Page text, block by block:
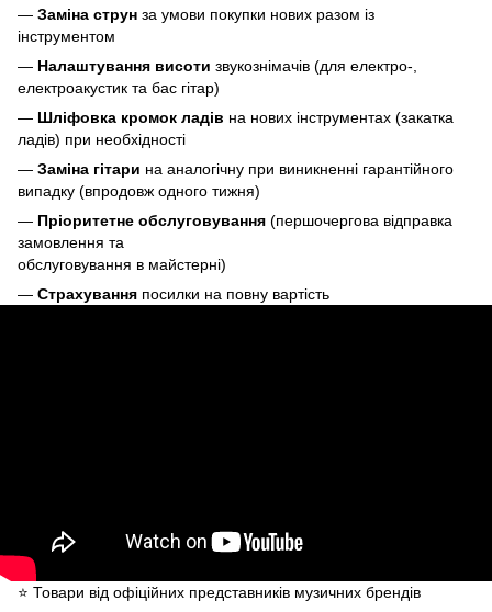
— Заміна струн за умови покупки нових разом із
інструментом
— Налаштування висоти звукознімачів (для електро-,
електроакустик та бас гітар)
— Шліфовка кромок ладів на нових інструментах (закатка
ладів) при необхідності
— Заміна гітари на аналогічну при виникненні гарантійного
випадку (впродовж одного тижня)
— Пріоритетне обслуговування (першочергова відправка
замовлення та
обслуговування в майстерні)
— Страхування посилки на повну вартість
⭐️ Товари від офіційних представників музичних брендів